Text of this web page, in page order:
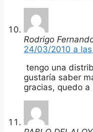
Rodrigo
24/03/2010 a
tengo una
gustaría saber
gracias, quedo